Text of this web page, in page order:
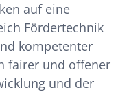
auf eine
Fördertechnik
kompetenter
fairer und offener
und der